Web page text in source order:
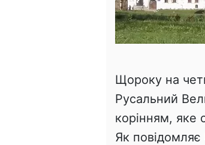
Щороку на
Русальний
корінням, яке
Як повідомляє